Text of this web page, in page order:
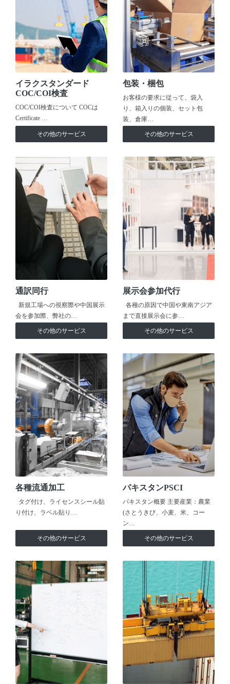
イラクスタンダード
COC/COI検査
COC/COI検査について COCは
Certificate …
その他のサービス
包装・梱包
お客様の要求に従って、袋入
り、箱入りの個装、セット包
装、倉庫…
その他のサービス
通訳同行
新規工場への視察際や中国展示
会を参加際、弊社の…
その他のサービス
展示会参加代行
各種の原因で中国や東南アジア
まで直接展示会に参…
その他のサービス
各種流通加工
タグ付け、ライセンスシール貼
り付け、ラベル貼り…
その他のサービス
パキスタンPSCI
パキスタン概要 主要産業：農業
(さとうきび、小麦、米、コー
ン…
その他のサービス